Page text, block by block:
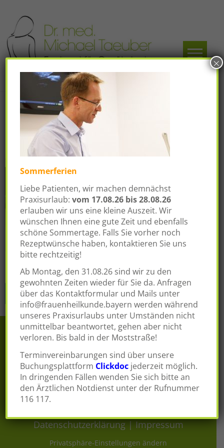
content
Dr.
Facharzt für
Gynäkologie und
Frauenarzt Fürth
Posted on10. Juni 2020bydrtaeuber
Beitragsnavigation
Galerie Dr. Taeuber
Datenschutzerklärung|Impressum
Privatsphäre-Einstellungen ändern
Sommerferien
Liebe Patienten, wir machen demnächst
Praxisurlaub: vom 17.08.26 bis 28.08.26
erlauben wir uns eine kleine Auszeit. Wir
wünschen Ihnen eine gute Zeit und ebenfalls
schöne Sommertage. Falls Sie vorher noch
Rezeptwünsche haben, kontaktieren Sie uns
bitte rechtzeitig!
Ab Montag, den 31.08.26 sind wir zu den
gewohnten Zeiten wieder für Sie da. Anfragen
über das Kontaktformular und Mails unter
info@frauenheilkunde.bayern werden während
unseres Praxisurlaubs unter Umständen nicht
unmittelbar beantwortet, gehen aber nicht
verloren. Bis bald in der Moststraße!
Terminvereinbarungen sind über unsere
Buchungsplattform Clickdoc jederzeit möglich.
In dringenden Fällen wenden Sie sich bitte an
den Ärztlichen Notdienst unter der Rufnummer
116 117.
×